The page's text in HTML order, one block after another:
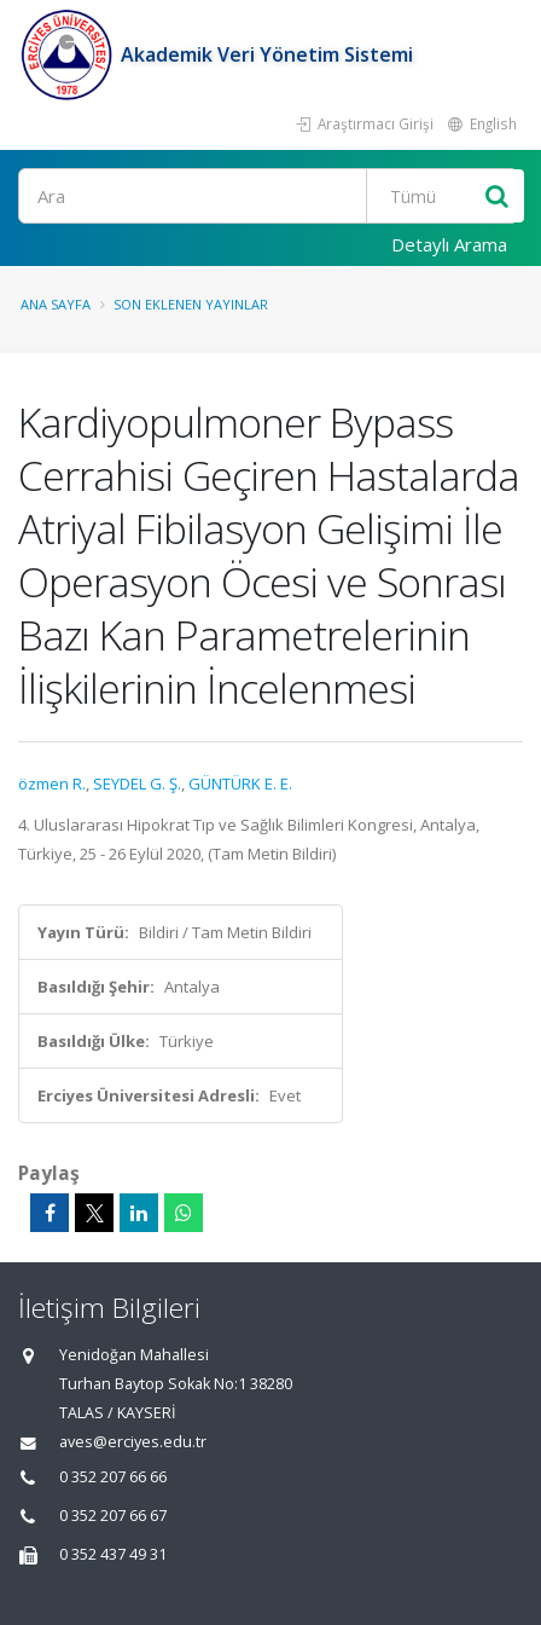
Akademik Veri Yönetim Sistemi
Araştırmacı Girişi English
Ara
Detaylı Arama
ANA SAYFA SON EKLENEN YAYINLAR
Kardiyopulmoner Bypass
Cerrahisi Geçiren Hastalarda
Atriyal Fibilasyon Gelişimi İle
Operasyon Öcesi ve Sonrası
Bazı Kan Parametrelerinin
İlişkilerinin İncelenmesi
özmen R., SEYDEL G. Ş.,GÜNTÜRK E. E.
4. Uluslararası Hipokrat Tıp ve Sağlık Bilimleri Kongresi, Antalya,
Türkiye, 25 - 26 Eylül 2020, (Tam Metin Bildiri)
Yayın Türü: Bildiri / Tam Metin Bildiri
Basıldığı Şehir: Antalya
Basıldığı Ülke: Türkiye
Erciyes Üniversitesi Adresli: Evet
Paylaş
İletişim Bilgileri
Yenidoğan Mahallesi
Turhan Baytop Sokak No:1 38280
TALAS / KAYSERİ
aves@erciyes.edu.tr
0 352 207 66 66
0 352 207 66 67
0 352 437 49 31